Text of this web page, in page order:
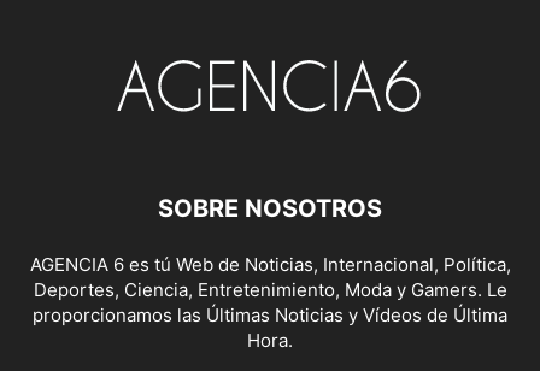
SOBRE NOSOTROS
AGENCIA 6 es tú Web de Noticias, Internacional, Política,
Deportes, Ciencia, Entretenimiento, Moda y Gamers. Le
proporcionamos las Últimas Noticias y Vídeos de Última
Hora.